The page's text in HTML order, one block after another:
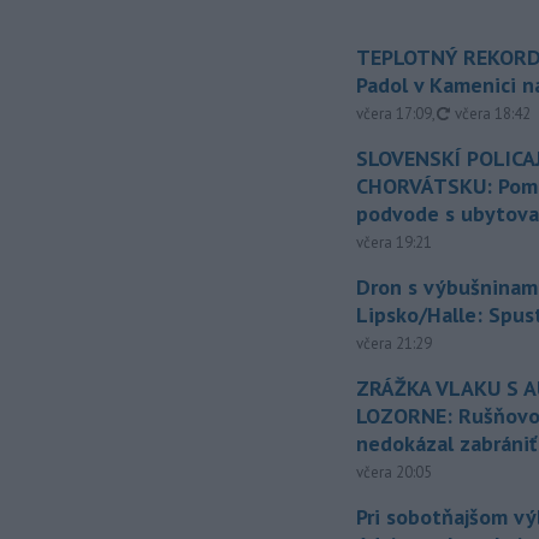
TEPLOTNÝ
Padol v Kamenici
včera 17:09, aktualizované
včera 18:42
SLOVENSKÍ
CHORVÁTSKU:
podvode s
včera 19:21
Dron s
Lipsko/Halle:
včera 21:29
ZRÁŽKA VLAKU S
LOZORNE:
nedokázal zabrániť
včera 20:05
Pri sobotňajšom